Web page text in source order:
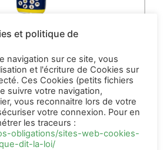
flacon
1 L
21,00€ HT
AU PANIER
et politique de
navigation sur ce site, vous
et l'écriture de Cookies sur
Ces Cookies (petits fichiers
suivre votre navigation,
vous reconnaitre lors de votre
votre connexion. Pour en
les traceurs :
obligations/sites-web-cookies-
dit-la-loi/